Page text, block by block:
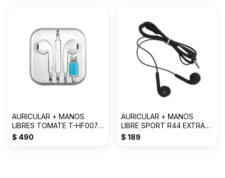
AURICULAR + MANOS
LIBRES TOMATE T-HF007
FOR LIGHTNING--
$ 490
AURICULAR + MANOS
LIBRE SPORT R44 EXTRA
BASS CABLE 135MM
$ 189